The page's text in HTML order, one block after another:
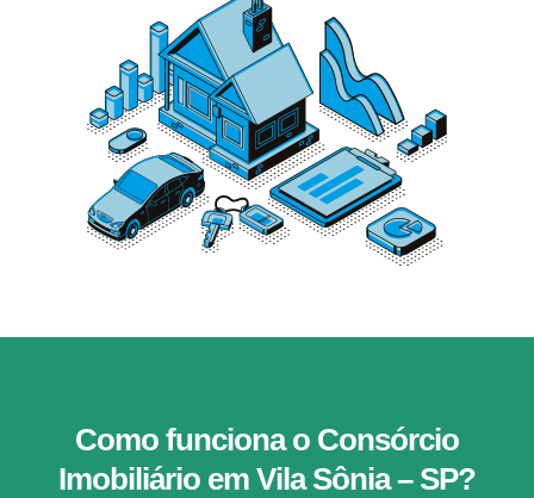
Como funciona o Consórcio
Imobiliário em Vila Sônia – SP?